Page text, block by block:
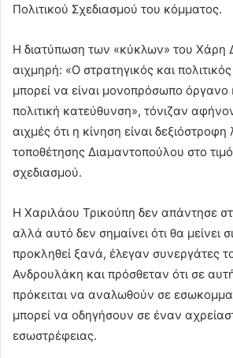
Πολιτικού Σχεδιασμού του κόμματος.
Η διατύπωση των «κύκλων» του Χάρη
αιχμηρή: «Ο στρατηγικός και
μπορεί να είναι μονοπρόσωπο όργανο
πολιτική κατεύθυνση», τόνιζαν
αιχμές ότι η κίνηση είναι
τοποθέτησης Διαμαντοπούλου στο
σχεδιασμού.
Η Χαριλάου Τρικούπη δεν απάντησε
αλλά αυτό δεν σημαίνει ότι θα μείνει
προκληθεί ξανά, έλεγαν συνεργάτες
Ανδρουλάκη και πρόσθεταν ότι σε
πρόκειται να αναλωθούν σε
μπορεί να οδηγήσουν σε έναν
εσωστρέφειας.